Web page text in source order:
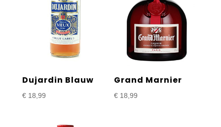
Dujardin Blauw
€18,99
Grand Marnier
€ 18,99